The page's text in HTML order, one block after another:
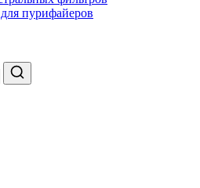
пурифайеров